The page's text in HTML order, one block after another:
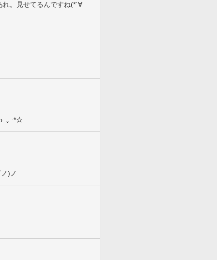
。見せてるんですね(*´∀
.｡.:*☆
)ノ